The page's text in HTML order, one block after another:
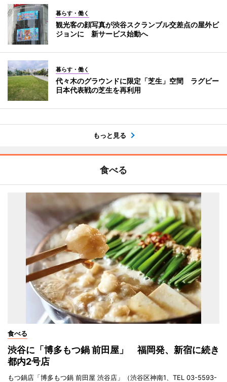
暮らす・働く
観光客の顔写真が渋谷スクランブル交差点の屋外ビ
ジョンに 新サービス始動へ
暮らす・働く
代々木のグラウンドに限定「芝生」空間 ラグビー
日本代表戦の芝生を再利用
もっと見る
食べる
食べる
渋谷に「博多もつ鍋 前田屋」 福岡発、新宿に続き
都内2号店
もつ鍋店「博多もつ鍋 前田屋 渋谷店」（渋谷区神南1、TEL 03-5593-